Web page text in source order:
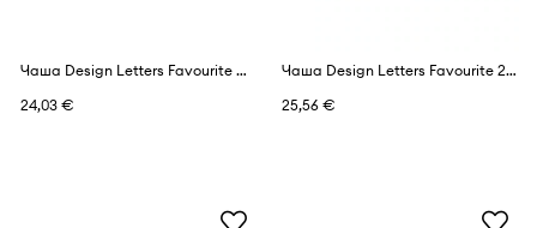
Чаша Design Letters Favourite Cups
24,03 €
Чаша Design Letters Favourite 250 ml
25,56 €